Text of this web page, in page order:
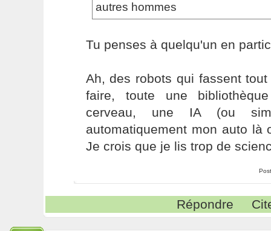
autres hommes
Tu penses à quelqu'un en
Ah, des robots qui fassent
faire, toute une
cerveau, une IA (ou
automatiquement mon auto là
Je crois que je lis trop de
Répondre